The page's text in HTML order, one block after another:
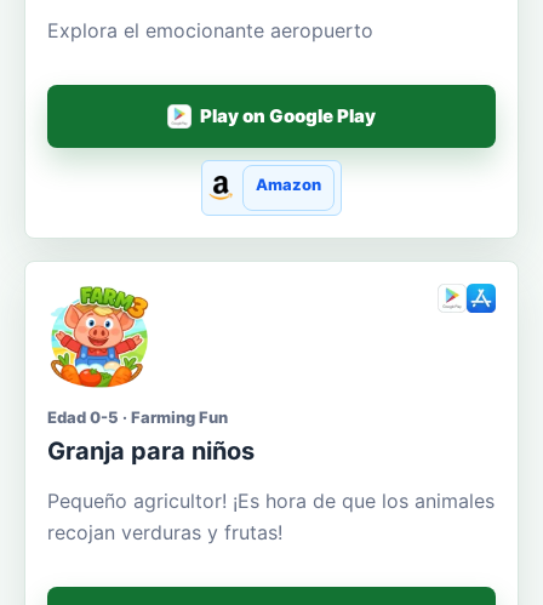
Explora el emocionante aeropuerto
Play on Google Play
Amazon
Edad 0-5 · Farming Fun
Granja para niños
Pequeño agricultor! ¡Es hora de que los animales
recojan verduras y frutas!